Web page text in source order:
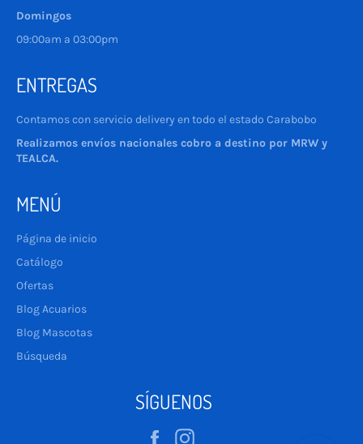
Domingos
09:00am a 03:00pm
ENTREGAS
Contamos con servicio delivery en todo el estado Carabobo
Realizamos envíos nacionales cobro a destino por MRW y
TEALCA.
MENÚ
Página de inicio
Catálogo
Ofertas
Blog Acuarios
Blog Mascotas
Búsqueda
SÍGUENOS
Facebook